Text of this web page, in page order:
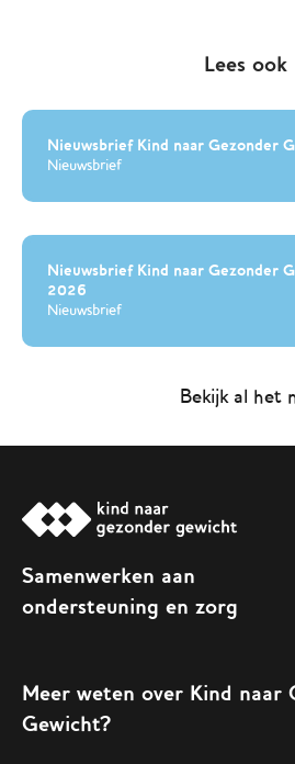
Lees ook
Nieuwsbrief Kind naar Gezonder
Nieuwsbrief
Nieuwsbrief Kind naar Gezonder
2026
Nieuwsbrief
Bekijk al het
Samenwerken aan
ondersteuning en zorg
Meer weten over Kind naar
Gewicht?